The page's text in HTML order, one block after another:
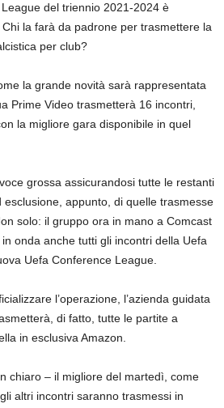
del triennio 2021-2024 è
la farà da padrone per trasmettere la
per club?
la grande novità sarà rappresentata
Prime Video trasmetterà 16 incontri,
la migliore gara disponibile in quel
grossa assicurandosi tutte le restanti
esclusione, appunto, di quelle trasmesse
solo: il gruppo ora in mano a Comcast
onda anche tutti gli incontri della Uefa
Uefa Conference League.
l’operazione, l’azienda guidata
di fatto, tutte le partite a
in esclusiva Amazon.
chiaro – il migliore del martedì, come
altri incontri saranno trasmessi in